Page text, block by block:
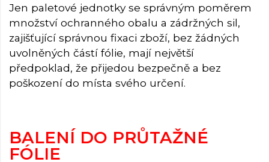
Jen paletové jednotky se správným poměrem
množství ochranného obalu a zádržných sil,
zajišťující správnou fixaci zboží, bez žádných
uvolněných částí fólie, mají největší
předpoklad, že přijedou bezpečně a bez
poškození do místa svého určení.
BALENÍ DO PRŮTAŽNÉ
FÓLIE